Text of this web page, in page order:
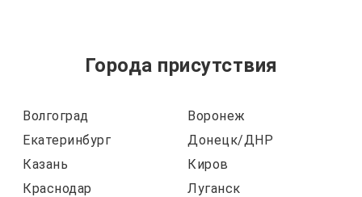
Города присутствия
Волгоград
Воронеж
Екатеринбург
Донецк/ДНР
Казань
Киров
Краснодар
Луганск